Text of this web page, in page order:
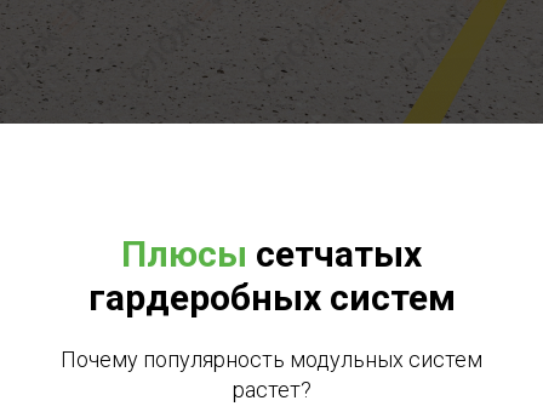
Плюсы сетчатых
гардеробных систем
Почему популярность модульных систем
растет?